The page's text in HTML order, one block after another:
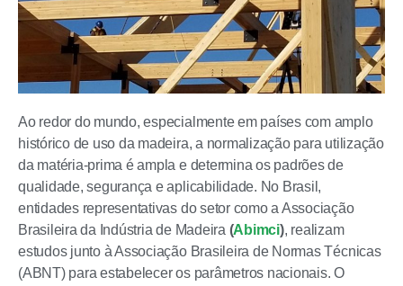
Ao redor do mundo, especialmente em países com amplo
histórico de uso da madeira, a normalização para utilização
da matéria-prima é ampla e determina os padrões de
qualidade, segurança e aplicabilidade. No Brasil,
entidades representativas do setor como a Associação
Brasileira da Indústria de Madeira (Abimci), realizam
estudos junto à Associação Brasileira de Normas Técnicas
(ABNT) para estabelecer os parâmetros nacionais. O